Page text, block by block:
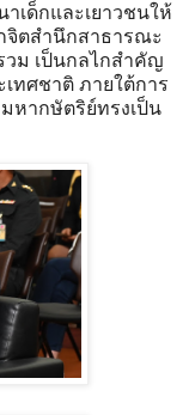
เด็กและเยาวชนให้
จิตสำนึกสาธารณะ
ม เป็นกลไกสำคัญ
ทศชาติ ภายใต้การ
หากษัตริย์ทรงเป็น